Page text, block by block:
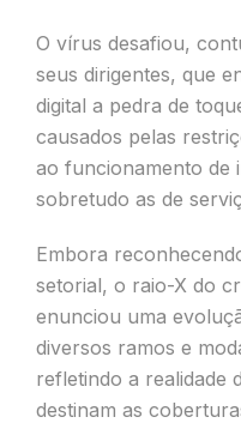
O vírus desafiou,
seus dirigentes, que
digital a pedra de
causados pelas
ao funcionamento de
sobretudo as de
Embora
setorial, o raio-X do
enunciou uma
diversos ramos e
refletindo a realidade
destinam as